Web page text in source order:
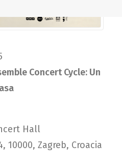
Concert Cycle: Un
Hall
10000, Zagreb, Croacia